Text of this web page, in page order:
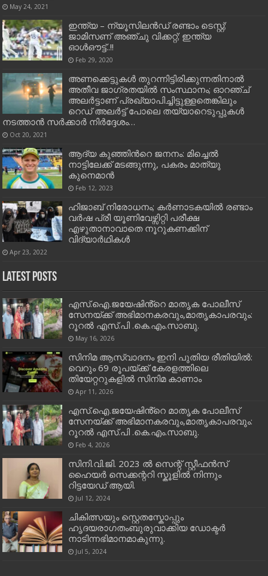
May 24, 2021
ഇന്ത്യ – ന്യൂസിലന്‍ഡ്‌ രണ്ടാം ടെസ്റ്റ്‌;
ജാമിസണ് അഞ്ചു വിക്കറ്റ്; ഇന്ത്യ
ഓള്‍ഔട്ട്‌..!!
Feb 29, 2020
അണക്കെട്ടുകള്‍ തുറന്നിട്ടിരിക്കുന്നതിനാല്‍
അതീവ ജാഗ്രതയില്‍ സംസ്ഥാനം; ഓറ‍ഞ്ച്
അലര്‍ട്ടാണ് പ്രഖ്യാപിച്ചിട്ടുള്ളതെങ്കിലും
റെഡ് അലര്‍ട്ട് പോലെ തയ്യാറെടുപ്പുകള്‍
നടത്താന്‍ സര്‍ക്കാര്‍ നിര്‍ദ്ദേശം…
Oct 20, 2021
ആദ്യ കുഞ്ഞിന്‍റെ ജനനം: മിച്ചെല്‍
നാട്ടിലേക്ക് മടങ്ങുന്നു, പകരം മാത്യു
കുനെമാൻ
Feb 12, 2023
ഹിജാബ് നിരോധനം; കര്‍ണാടകയില്‍ രണ്ടാം
വര്‍ഷ പ്രീ യൂണിവേഴ്സിറ്റി പരീക്ഷ
എഴുതാനാവാതെ നൂറുകണക്കിന്
വിദ്യാര്‍ഥികള്‍
Apr 23, 2022
Latest Posts
എസ്.ഐ.ജയേഷിൻ്റെ മാതൃക പോലീസ്
സേനയ്ക്ക് അഭിമാനകരവും,മാതൃകാപരവും:
റൂറൽ എസ്.പി .കെ.എം.സാബു.
May 16, 2026
സിനിമ ആസ്വാദനം ഇനി പുതിയ രീതിയിൽ:
വെറും 69 രൂപയ്ക്ക് കേരളത്തിലെ
തിയേറ്ററുകളിൽ സിനിമ കാണാം
Apr 11, 2026
എസ്.ഐ.ജയേഷിൻ്റെ മാതൃക പോലീസ്
സേനയ്ക്ക് അഭിമാനകരവും,മാതൃകാപരവും:
റൂറൽ എസ്.പി .കെ.എം.സാബു.
Feb 4, 2026
സിനി.വി.ജി. 2023 ൽ സെന്റ് സ്റ്റീഫൻസ്
ഹൈയർ സെക്കന്ററി സ്കൂളിൽ നിന്നും
റിട്ടയേഡ് ആയി.
Jul 12, 2024
ചികിത്സയും സ്റ്റെതസ്കോപ്പും
ഹൃദയരാഗതംബുരുവാക്കിയ ഡോക്ടർ
നാടിന്നഭിമാനമാകുന്നു.
Jul 5, 2024